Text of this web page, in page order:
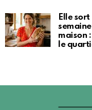
Elle
maison
le